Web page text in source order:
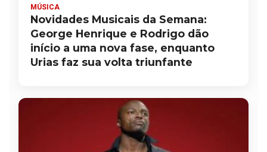
MÚSICA
Novidades Musicais da Semana:
George Henrique e Rodrigo dão
início a uma nova fase, enquanto
Urias faz sua volta triunfante